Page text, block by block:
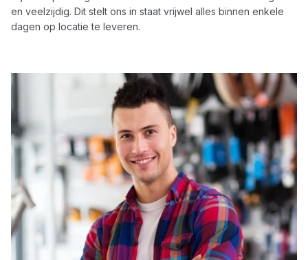
en veelzijdig. Dit stelt ons in staat vrijwel alles binnen enkele
dagen op locatie te leveren.